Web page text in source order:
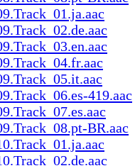
419.aac
BR.aac